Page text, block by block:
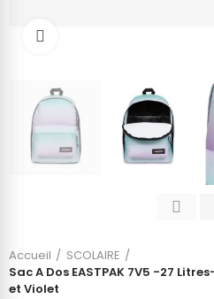
Accueil
SCOLAIRE
Sac A Dos EASTPAK 7V5 -27
et Violet